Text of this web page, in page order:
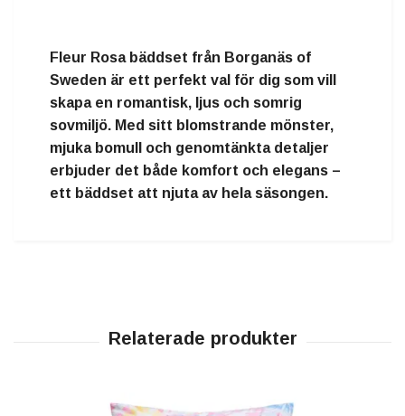
Fleur Rosa bäddset från Borganäs of
Sweden är ett perfekt val för dig som vill
skapa en romantisk, ljus och somrig
sovmiljö. Med sitt blomstrande mönster,
mjuka bomull och genomtänkta detaljer
erbjuder det både komfort och elegans –
ett bäddset att njuta av hela säsongen.